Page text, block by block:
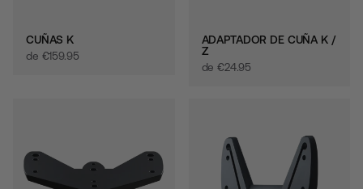
CUÑAS K
de €‎159.95
ADAPTADOR DE CUÑA K /
Z
de€‎24.95